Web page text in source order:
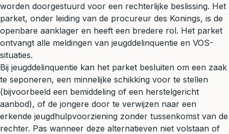
worden doorgestuurd voor een rechterlijke beslissing. Het
parket, onder leiding van de procureur des Konings, is de
openbare aanklager en heeft een bredere rol. Het parket
ontvangt alle meldingen van jeugddelinquentie en VOS-
situaties.
Bij jeugddelinquentie kan het parket besluiten om een zaak
te seponeren, een minnelijke schikking voor te stellen
(bijvoorbeeld een bemiddeling of een herstelgericht
aanbod), of de jongere door te verwijzen naar een
erkende jeugdhulpvoorziening zonder tussenkomst van de
rechter. Pas wanneer deze alternatieven niet volstaan of